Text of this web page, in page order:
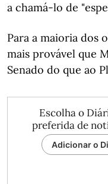
a chamá-lo de
Para a maioria dos
mais provável que
Senado do que ao
Escolha o
preferida de
Adicionar o